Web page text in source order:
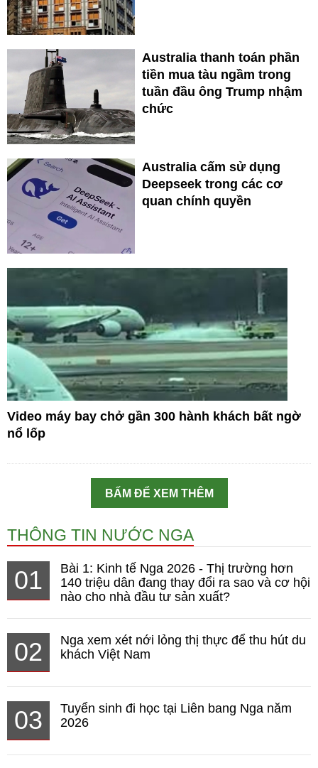
Australia thanh toán phần
tiền mua tàu ngầm trong
tuần đầu ông Trump nhậm
chức
Australia cấm sử dụng
Deepseek trong các cơ
quan chính quyền
Video máy bay chở gần 300 hành khách bất ngờ
nổ lốp
BẤM ĐỂ XEM THÊM
THÔNG TIN NƯỚC NGA
01
Bài 1: Kinh tế Nga 2026 - Thị trường hơn
140 triệu dân đang thay đổi ra sao và cơ hội
nào cho nhà đầu tư sản xuất?
02
Nga xem xét nới lỏng thị thực để thu hút du
khách Việt Nam
03
Tuyển sinh đi học tại Liên bang Nga năm
2026